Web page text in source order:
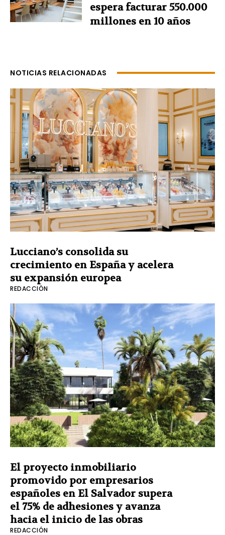
espera facturar 550.000
millones en 10 años
NOTICIAS RELACIONADAS
Lucciano’s consolida su
crecimiento en España y acelera
su expansión europea
REDACCIÓN
El proyecto inmobiliario
promovido por empresarios
españoles en El Salvador supera
el 75% de adhesiones y avanza
hacia el inicio de las obras
REDACCIÓN